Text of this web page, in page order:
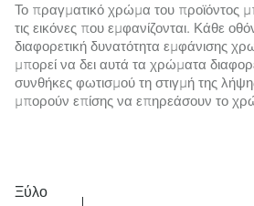
Το πραγματικό χρώμα του προϊόντος
τις εικόνες που εμφανίζονται. Κάθε
διαφορετική δυνατότητα εμφάνισης
μπορεί να δει αυτά τα χρώματα
συνθήκες φωτισμού τη στιγμή της
μπορούν επίσης να επηρεάσουν το
Ξύλο